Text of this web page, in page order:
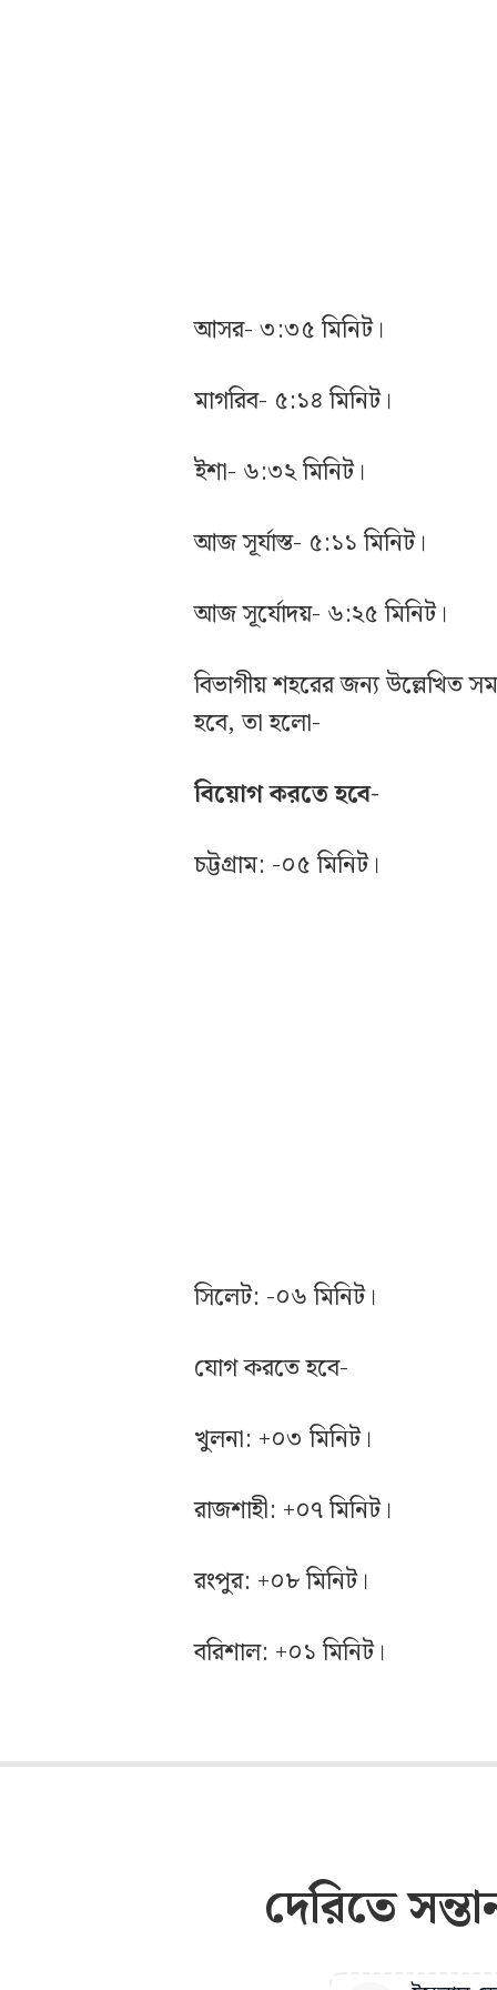
আসর- ৩:৩৫ মিনিট।
মাগরিব- ৫:১৪ মিনিট।
ইশা- ৬:৩২ মিনিট।
আজ সূর্যাস্ত- ৫:১১ মিনিট।
আজ সূর্যোদয়- ৬:২৫ মিনিট।
বিভাগীয় শহরের জন্য উল্লেখিত
হবে, তা হলো-
বিয়োগ করতে হবে-
চট্টগ্রাম: -০৫ মিনিট।
সিলেট: -০৬ মিনিট।
যোগ করতে হবে-
খুলনা: +০৩ মিনিট।
রাজশাহী: +০৭ মিনিট।
রংপুর: +০৮ মিনিট।
বরিশাল: +০১ মিনিট।
দেরিতে